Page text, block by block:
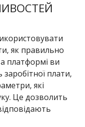
як правильно
платформі ви
плати,
які
Це дозволить